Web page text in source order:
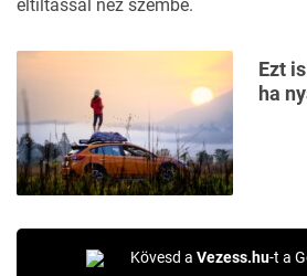
eltiltással néz szembe.
Ezt
ha
Kövesd a Vezess.hu-t a